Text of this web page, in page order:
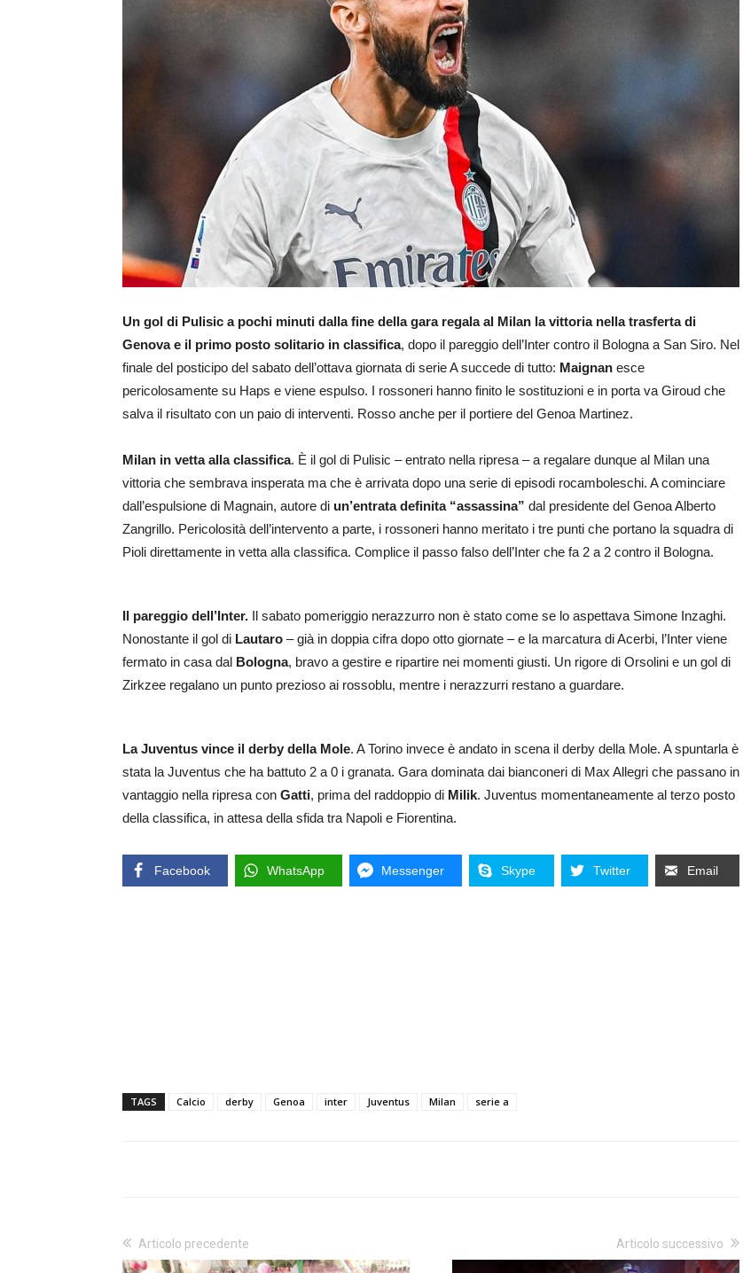
Un gol di Pulisic a pochi minuti dalla fine della gara regala al Milan la vittoria nella trasferta di
Genova e il primo posto solitario in classifica, dopo il pareggio dell’Inter contro il Bologna a San Siro. Nel
finale del posticipo del sabato dell’ottava giornata di serie A succede di tutto: Maignan esce
pericolosamente su Haps e viene espulso. I rossoneri hanno finito le sostituzioni e in porta va Giroud che
salva il risultato con un paio di interventi. Rosso anche per il portiere del Genoa Martinez.
Milan in vetta alla classifica. È il gol di Pulisic – entrato nella ripresa – a regalare dunque al Milan una
vittoria che sembrava insperata ma che è arrivata dopo una serie di episodi rocamboleschi. A cominciare
dall’espulsione di Magnain, autore di un’entrata definita “assassina” dal presidente del Genoa Alberto
Zangrillo. Pericolosità dell’intervento a parte, i rossoneri hanno meritato i tre punti che portano la squadra di
Pioli direttamente in vetta alla classifica. Complice il passo falso dell’Inter che fa 2 a 2 contro il Bologna.
Il pareggio dell’Inter. Il sabato pomeriggio nerazzurro non è stato come se lo aspettava Simone Inzaghi.
Nonostante il gol di Lautaro – già in doppia cifra dopo otto giornate – e la marcatura di Acerbi, l’Inter viene
fermato in casa dal Bologna, bravo a gestire e ripartire nei momenti giusti. Un rigore di Orsolini e un gol di
Zirkzee regalano un punto prezioso ai rossoblu, mentre i nerazzurri restano a guardare.
La Juventus vince il derby della Mole. A Torino invece è andato in scena il derby della Mole. A spuntarla è
stata la Juventus che ha battuto 2 a 0 i granata. Gara dominata dai bianconeri di Max Allegri che passano in
vantaggio nella ripresa con Gatti, prima del raddoppio di Milik. Juventus momentaneamente al terzo posto
della classifica, in attesa della sfida tra Napoli e Fiorentina.
Facebook WhatsApp Messenger Skype Twitter Email
TAGS Calcio derby Genoa inter Juventus Milan serie a
Articolo precedente Articolo successivo